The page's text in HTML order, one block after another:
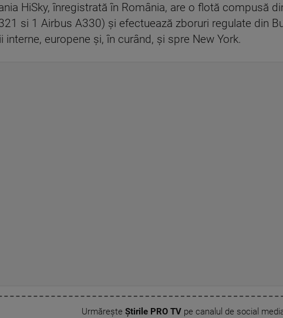
HiSky, înregistrată în România, are o flotă compusă
si 1 Airbus A330) și efectuează zboruri regulate din
europene și, în curând, și spre New York.
Urmărește Știrile PRO TVpe canalul de social